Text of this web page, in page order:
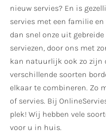
nieuw servies? En is
servies met een familie
dan snel onze uit
serviezen, door ons met
kan natuurlijk ook zo zijn
verschillende soorten
elkaar te combineren. Zo
of servies. Bij
plek! Wij hebben vele
voor u in huis.